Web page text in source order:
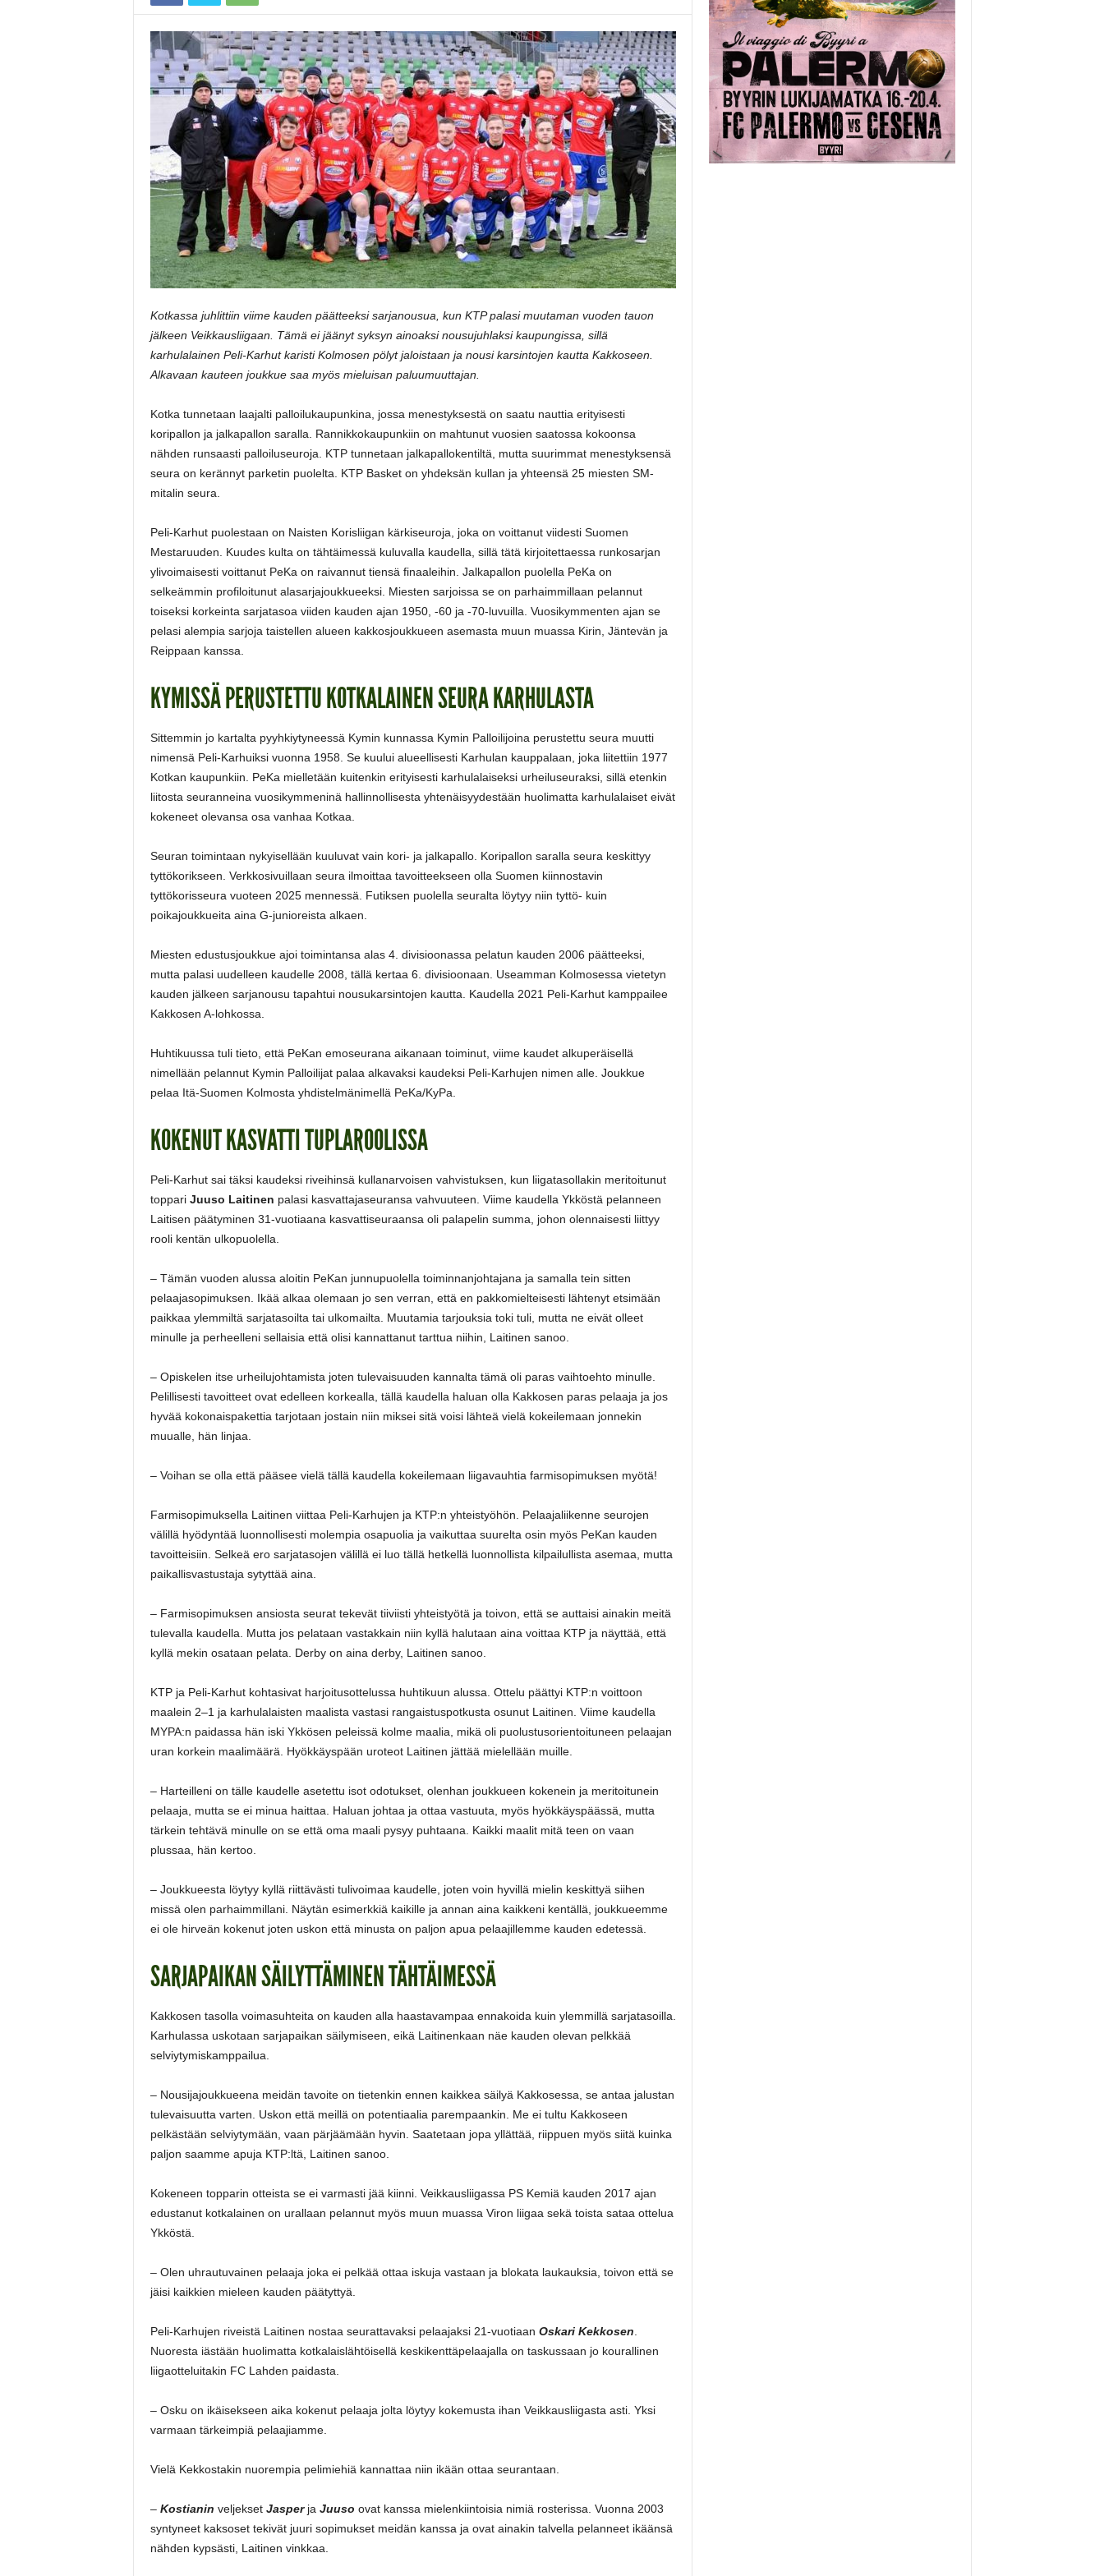
Kotkassa juhlittiin viime kauden päätteeksi sarjanousua, kun KTP palasi muutaman vuoden tauon
jälkeen Veikkausliigaan. Tämä ei jäänyt syksyn ainoaksi nousujuhlaksi kaupungissa, sillä
karhulalainen Peli-Karhut karisti Kolmosen pölyt jaloistaan ja nousi karsintojen kautta Kakkoseen.
Alkavaan kauteen joukkue saa myös mieluisan paluumuuttajan.
Kotka tunnetaan laajalti palloilukaupunkina, jossa menestyksestä on saatu nauttia erityisesti
koripallon ja jalkapallon saralla. Rannikkokaupunkiin on mahtunut vuosien saatossa kokoonsa
nähden runsaasti palloiluseuroja. KTP tunnetaan jalkapallokentiltä, mutta suurimmat menestyksensä
seura on kerännyt parketin puolelta. KTP Basket on yhdeksän kullan ja yhteensä 25 miesten SM-
mitalin seura.
Peli-Karhut puolestaan on Naisten Korisliigan kärkiseuroja, joka on voittanut viidesti Suomen
Mestaruuden. Kuudes kulta on tähtäimessä kuluvalla kaudella, sillä tätä kirjoitettaessa runkosarjan
ylivoimaisesti voittanut PeKa on raivannut tiensä finaaleihin. Jalkapallon puolella PeKa on
selkeämmin profiloitunut alasarjajoukkueeksi. Miesten sarjoissa se on parhaimmillaan pelannut
toiseksi korkeinta sarjatasoa viiden kauden ajan 1950, -60 ja -70-luvuilla. Vuosikymmenten ajan se
pelasi alempia sarjoja taistellen alueen kakkosjoukkueen asemasta muun muassa Kirin, Jäntevän ja
Reippaan kanssa.
KYMISSÄ PERUSTETTU KOTKALAINEN SEURA KARHULASTA
Sittemmin jo kartalta pyyhkiytyneessä Kymin kunnassa Kymin Palloilijoina perustettu seura muutti
nimensä Peli-Karhuiksi vuonna 1958. Se kuului alueellisesti Karhulan kauppalaan, joka liitettiin 1977
Kotkan kaupunkiin. PeKa mielletään kuitenkin erityisesti karhulalaiseksi urheiluseuraksi, sillä etenkin
liitosta seuranneina vuosikymmeninä hallinnollisesta yhtenäisyydestään huolimatta karhulalaiset eivät
kokeneet olevansa osa vanhaa Kotkaa.
Seuran toimintaan nykyisellään kuuluvat vain kori- ja jalkapallo. Koripallon saralla seura keskittyy
tyttökorikseen. Verkkosivuillaan seura ilmoittaa tavoitteekseen olla Suomen kiinnostavin
tyttökorisseura vuoteen 2025 mennessä. Futiksen puolella seuralta löytyy niin tyttö- kuin
poikajoukkueita aina G-junioreista alkaen.
Miesten edustusjoukkue ajoi toimintansa alas 4. divisioonassa pelatun kauden 2006 päätteeksi,
mutta palasi uudelleen kaudelle 2008, tällä kertaa 6. divisioonaan. Useamman Kolmosessa vietetyn
kauden jälkeen sarjanousu tapahtui nousukarsintojen kautta. Kaudella 2021 Peli-Karhut kamppailee
Kakkosen A-lohkossa.
Huhtikuussa tuli tieto, että PeKan emoseurana aikanaan toiminut, viime kaudet alkuperäisellä
nimellään pelannut Kymin Palloilijat palaa alkavaksi kaudeksi Peli-Karhujen nimen alle. Joukkue
pelaa Itä-Suomen Kolmosta yhdistelmänimellä PeKa/KyPa.
KOKENUT KASVATTI TUPLAROOLISSA
Peli-Karhut sai täksi kaudeksi riveihinsä kullanarvoisen vahvistuksen, kun liigatasollakin meritoitunut
toppari Juuso Laitinen palasi kasvattajaseuransa vahvuuteen. Viime kaudella Ykköstä pelanneen
Laitisen päätyminen 31-vuotiaana kasvattiseuraansa oli palapelin summa, johon olennaisesti liittyy
rooli kentän ulkopuolella.
­­­– Tämän vuoden alussa aloitin PeKan junnupuolella toiminnanjohtajana ja samalla tein sitten
pelaajasopimuksen. Ikää alkaa olemaan jo sen verran, että en pakkomielteisesti lähtenyt etsimään
paikkaa ylemmiltä sarjatasoilta tai ulkomailta. Muutamia tarjouksia toki tuli, mutta ne eivät olleet
minulle ja perheelleni sellaisia että olisi kannattanut tarttua niihin, Laitinen sanoo.
– Opiskelen itse urheilujohtamista joten tulevaisuuden kannalta tämä oli paras vaihtoehto minulle.
Pelillisesti tavoitteet ovat edelleen korkealla, tällä kaudella haluan olla Kakkosen paras pelaaja ja jos
hyvää kokonaispakettia tarjotaan jostain niin miksei sitä voisi lähteä vielä kokeilemaan jonnekin
muualle, hän linjaa.
– Voihan se olla että pääsee vielä tällä kaudella kokeilemaan liigavauhtia farmisopimuksen myötä!
Farmisopimuksella Laitinen viittaa Peli-Karhujen ja KTP:n yhteistyöhön. Pelaajaliikenne seurojen
välillä hyödyntää luonnollisesti molempia osapuolia ja vaikuttaa suurelta osin myös PeKan kauden
tavoitteisiin. Selkeä ero sarjatasojen välillä ei luo tällä hetkellä luonnollista kilpailullista asemaa, mutta
paikallisvastustaja sytyttää aina.
– Farmisopimuksen ansiosta seurat tekevät tiiviisti yhteistyötä ja toivon, että se auttaisi ainakin meitä
tulevalla kaudella. Mutta jos pelataan vastakkain niin kyllä halutaan aina voittaa KTP ja näyttää, että
kyllä mekin osataan pelata. Derby on aina derby, Laitinen sanoo.
KTP ja Peli-Karhut kohtasivat harjoitusottelussa huhtikuun alussa. Ottelu päättyi KTP:n voittoon
maalein 2–1 ja karhulalaisten maalista vastasi rangaistuspotkusta osunut Laitinen. Viime kaudella
MYPA:n paidassa hän iski Ykkösen peleissä kolme maalia, mikä oli puolustusorientoituneen pelaajan
uran korkein maalimäärä. Hyökkäyspään uroteot Laitinen jättää mielellään muille.
– Harteilleni on tälle kaudelle asetettu isot odotukset, olenhan joukkueen kokenein ja meritoitunein
pelaaja, mutta se ei minua haittaa. Haluan johtaa ja ottaa vastuuta, myös hyökkäyspäässä, mutta
tärkein tehtävä minulle on se että oma maali pysyy puhtaana. Kaikki maalit mitä teen on vaan
plussaa, hän kertoo.
– Joukkueesta löytyy kyllä riittävästi tulivoimaa kaudelle, joten voin hyvillä mielin keskittyä siihen
missä olen parhaimmillani. Näytän esimerkkiä kaikille ja annan aina kaikkeni kentällä, joukkueemme
ei ole hirveän kokenut joten uskon että minusta on paljon apua pelaajillemme kauden edetessä.
SARJAPAIKAN SÄILYTTÄMINEN TÄHTÄIMESSÄ
Kakkosen tasolla voimasuhteita on kauden alla haastavampaa ennakoida kuin ylemmillä sarjatasoilla.
Karhulassa uskotaan sarjapaikan säilymiseen, eikä Laitinenkaan näe kauden olevan pelkkää
selviytymiskamppailua.
– Nousijajoukkueena meidän tavoite on tietenkin ennen kaikkea säilyä Kakkosessa, se antaa jalustan
tulevaisuutta varten. Uskon että meillä on potentiaalia parempaankin. Me ei tultu Kakkoseen
pelkästään selviytymään, vaan pärjäämään hyvin. Saatetaan jopa yllättää, riippuen myös siitä kuinka
paljon saamme apuja KTP:ltä, Laitinen sanoo.
Kokeneen topparin otteista se ei varmasti jää kiinni. Veikkausliigassa PS Kemiä kauden 2017 ajan
edustanut kotkalainen on urallaan pelannut myös muun muassa Viron liigaa sekä toista sataa ottelua
Ykköstä.
– Olen uhrautuvainen pelaaja joka ei pelkää ottaa iskuja vastaan ja blokata laukauksia, toivon että se
jäisi kaikkien mieleen kauden päätyttyä.
Peli-Karhujen riveistä Laitinen nostaa seurattavaksi pelaajaksi 21-vuotiaan Oskari Kekkosen
Nuoresta iästään huolimatta kotkalaislähtöisellä keskikenttäpelaajalla on taskussaan jo kourallinen
liigaotteluitakin FC Lahden paidasta.
– Osku on ikäisekseen aika kokenut pelaaja jolta löytyy kokemusta ihan Veikkausliigasta asti. Yksi
varmaan tärkeimpiä pelaajiamme.
Vielä Kekkostakin nuorempia pelimiehiä kannattaa niin ikään ottaa seurantaan.
– Kostianin veljekset Jasper ja Juuso ovat kanssa mielenkiintoisia nimiä rosterissa. Vuonna 2003
syntyneet kaksoset tekivät juuri sopimukset meidän kanssa ja ovat ainakin talvella pelanneet ikäänsä
nähden kypsästi, Laitinen vinkkaa.